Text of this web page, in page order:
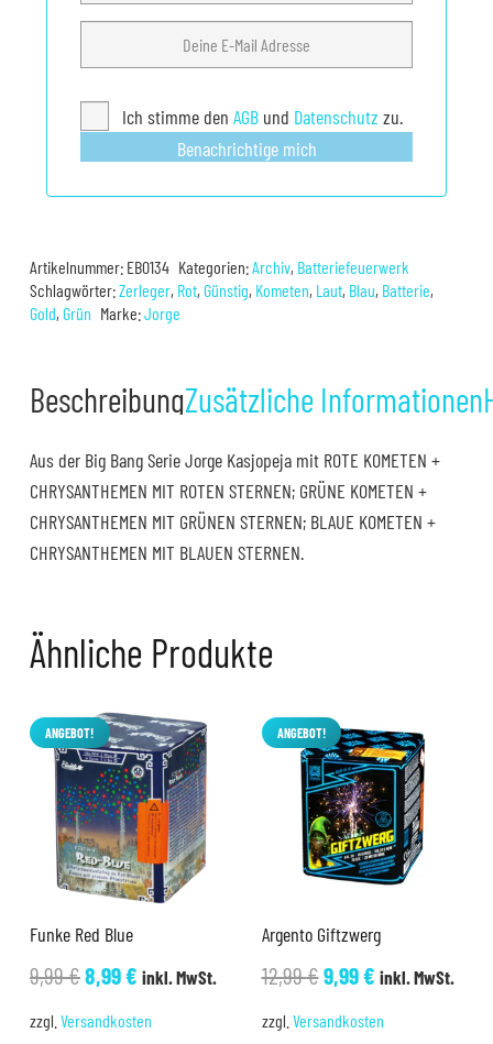
Ich stimme denAGB und Datenschutz zu.
Benachrichtige mich
Artikelnummer: EB0134 Kategorien:Archiv, Batteriefeuerwerk
Schlagwörter:Zerleger, Rot, Günstig, Kometen, Laut, Blau, Batterie,
Gold, Grün Marke:Jorge
BeschreibungZusätzliche Informationen
Aus der Big Bang Serie Jorge Kasjopeja mit ROTE KOMETEN +
CHRYSANTHEMEN MIT ROTEN STERNEN; GRÜNE KOMETEN +
CHRYSANTHEMEN MIT GRÜNEN STERNEN; BLAUE KOMETEN +
CHRYSANTHEMEN MIT BLAUEN STERNEN.
Ähnliche Produkte
ANGEBOT!
Funke Red Blue
9,99€Ursprünglicher
8,99€Aktueller
inkl. MwSt.
zzgl. Versandkosten
ANGEBOT!
Argento Giftzwerg
12,99€Ursprünglicher
9,99€Aktueller
inkl. MwSt.
zzgl. Versandkosten